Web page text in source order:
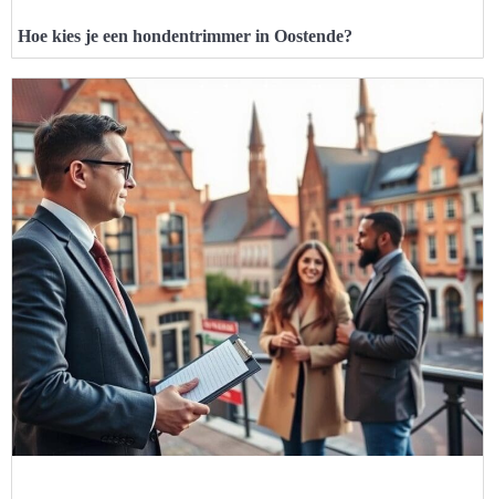
Hoe kies je een hondentrimmer in Oostende?